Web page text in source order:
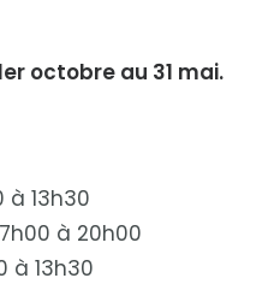
1er octobre au 31 mai.
à 13h30
à 20h00
à 13h30